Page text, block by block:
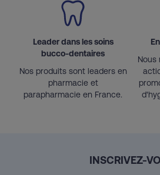
Leader dans les soins
bucco-dentaires
Nos produits sont leaders en
pharmacie et
parapharmacie en France.
INSCRIVEZ-